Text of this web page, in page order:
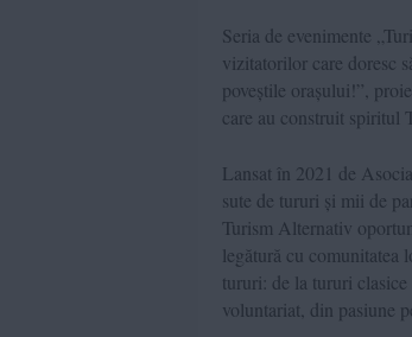
Seria de evenimente
vizitatorilor care doresc
poveștile orașului!”,
care au construit spiritul
Lansat în 2021 de
sute de tururi și mii de
Turism Alternativ
legătură cu comunitatea
tururi: de la tururi
voluntariat, din pasiune